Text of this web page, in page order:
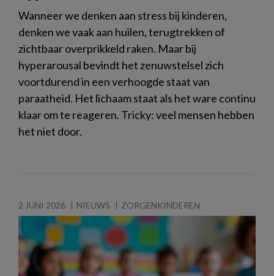
Wanneer we denken aan stress bij kinderen,
denken we vaak aan huilen, terugtrekken of
zichtbaar overprikkeld raken. Maar bij
hyperarousal bevindt het zenuwstelsel zich
voortdurend in een verhoogde staat van
paraatheid. Het lichaam staat als het ware continu
klaar om te reageren. Tricky: veel mensen hebben
het niet door.
2 JUNI 2026 NIEUWS ZORGENKINDEREN